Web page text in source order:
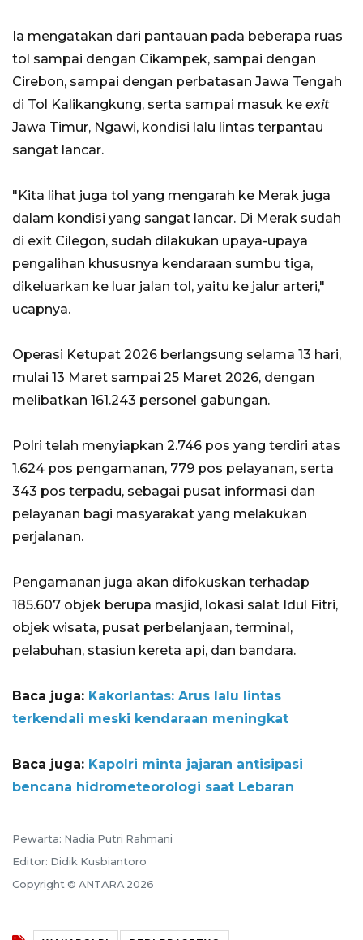
Ia mengatakan dari pantauan pada beberapa ruas
tol sampai dengan Cikampek, sampai dengan
Cirebon, sampai dengan perbatasan Jawa Tengah
di Tol Kalikangkung, serta sampai masuk ke exit
Jawa Timur, Ngawi, kondisi lalu lintas terpantau
sangat lancar.
"Kita lihat juga tol yang mengarah ke Merak juga
dalam kondisi yang sangat lancar. Di Merak sudah
di exit Cilegon, sudah dilakukan upaya-upaya
pengalihan khususnya kendaraan sumbu tiga,
dikeluarkan ke luar jalan tol, yaitu ke jalur arteri,"
ucapnya.
Operasi Ketupat 2026 berlangsung selama 13 hari,
mulai 13 Maret sampai 25 Maret 2026, dengan
melibatkan 161.243 personel gabungan.
Polri telah menyiapkan 2.746 pos yang terdiri atas
1.624 pos pengamanan, 779 pos pelayanan, serta
343 pos terpadu, sebagai pusat informasi dan
pelayanan bagi masyarakat yang melakukan
perjalanan.
Pengamanan juga akan difokuskan terhadap
185.607 objek berupa masjid, lokasi salat Idul Fitri,
objek wisata, pusat perbelanjaan, terminal,
pelabuhan, stasiun kereta api, dan bandara.
Baca juga: Kakorlantas: Arus lalu lintas
terkendali meski kendaraan meningkat
Baca juga: Kapolri minta jajaran antisipasi
bencana hidrometeorologi saat Lebaran
Pewarta: Nadia Putri Rahmani
Editor: Didik Kusbiantoro
Copyright © ANTARA 2026